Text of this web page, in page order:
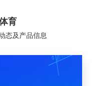
育
态及产品信息